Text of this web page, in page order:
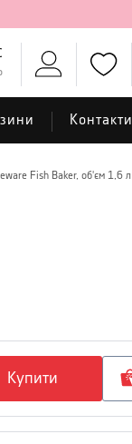
Контакти
Fish Baker, об'єм 1,6 л
Купити